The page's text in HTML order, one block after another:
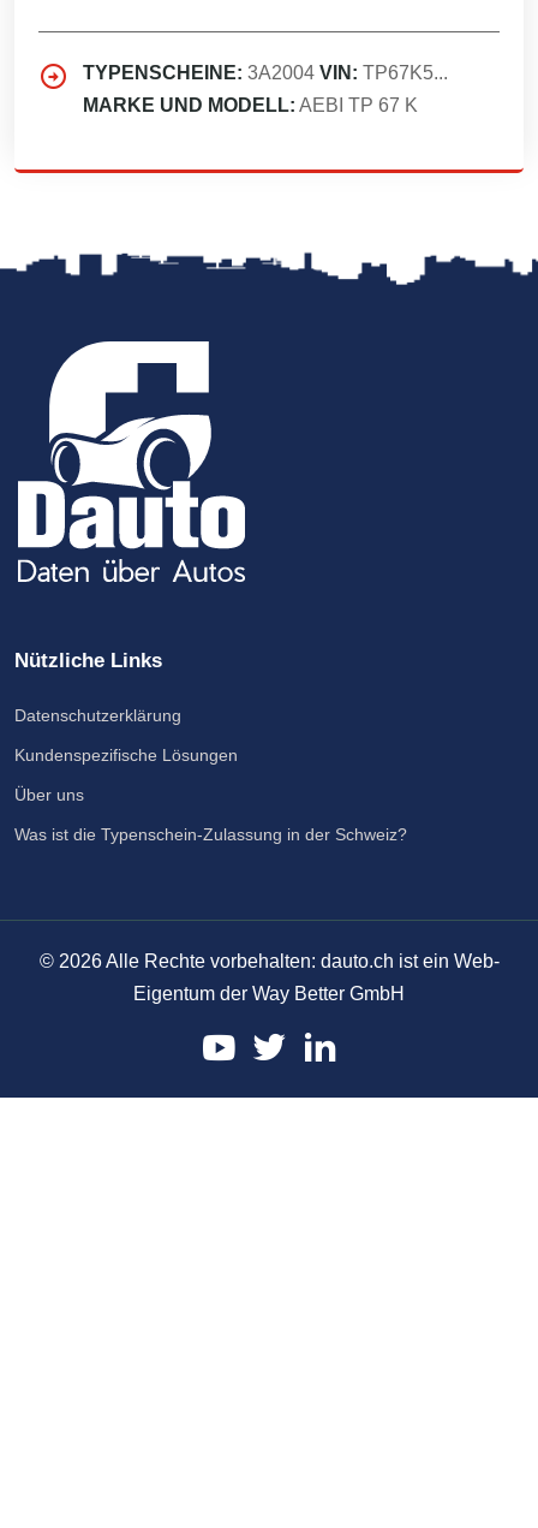
TYPENSCHEINE: 3A2004 VIN: TP67K5...
MARKE UND MODELL: AEBI TP 67 K
Nützliche Links
Datenschutzerklärung
Kundenspezifische Lösungen
Über uns
Was ist die Typenschein-Zulassung in der Schweiz?
© 2026Alle Rechte vorbehalten: dauto.ch ist ein Web-
Eigentum der Way Better GmbH